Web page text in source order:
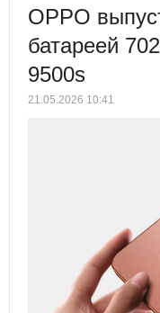
OPPO
батареей
9500s
21.05.2026 10:41